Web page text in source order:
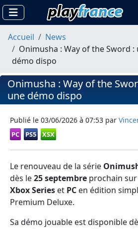
Accueil
News
Onimusha : Way of the Sword
démo dispo
Onimusha : Way of the
une démo dispo
Publié le 03/06/2026 à 07:53 par
PC PS5 XSX
Le renouveau de la série
dès le25 septembre prochain sur
Xbox Series et PC en édition
Premium Deluxe.
Sa démo jouable est disponible